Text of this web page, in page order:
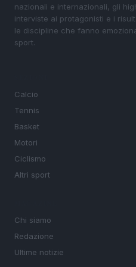
nazionali e internazionali, gli
interviste ai protagonisti e i
le discipline che fanno
sport.
Calcio
Tennis
Basket
Motori
Ciclismo
Altri sport
Chi siamo
Redazione
Ultime notizie